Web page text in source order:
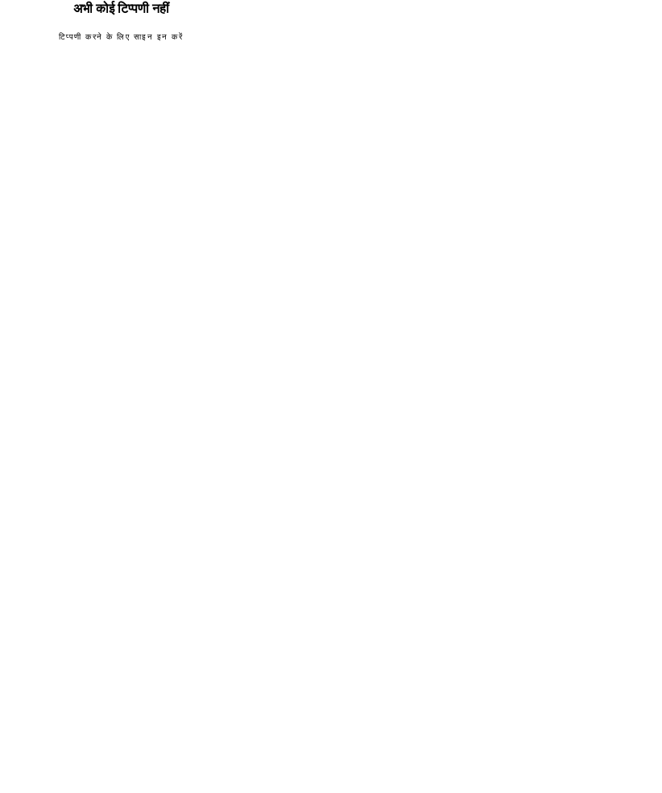
अभी कोई टिप्पणी नहीं
टिप्पणी करने के लिए साइन इन करें